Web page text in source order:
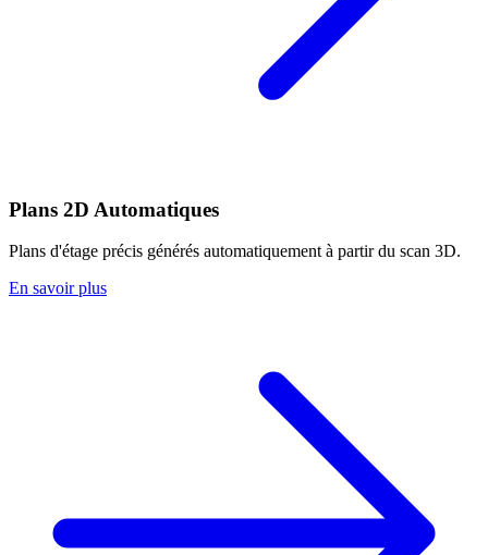
Plans 2D Automatiques
Plans d'étage précis générés automatiquement à partir du scan 3D.
En savoir plus